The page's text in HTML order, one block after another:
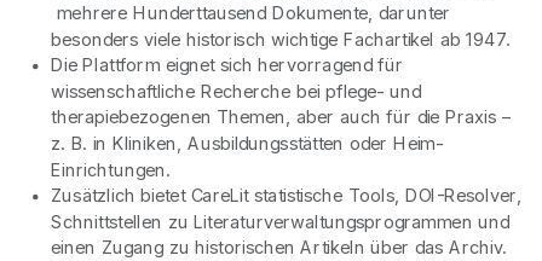
mehrere Hunderttausend Dokumente, darunter
besonders viele historisch wichtige Fachartikel ab 1947.
Die Plattform eignet sich hervorragend für
wissenschaftliche Recherche bei pflege- und
therapiebezogenen Themen, aber auch für die Praxis –
z. B. in Kliniken, Ausbildungsstätten oder Heim-
Einrichtungen.
Zusätzlich bietet CareLit statistische Tools, DOI-Resolver,
Schnittstellen zu Literaturverwaltungsprogrammen und
einen Zugang zu historischen Artikeln über das Archiv.